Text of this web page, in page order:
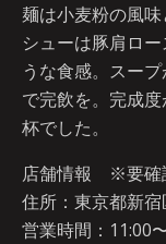
麺は小麦粉の風
シューは豚肩ロ
うな食感。スー
で完飲を。完成
杯でした。
店舗情報 ※要確
住所：東京都新
営業時間：11:00